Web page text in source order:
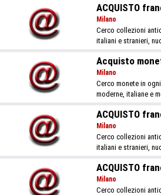
ACQUISTO
Milano
Cerco collezioni
italiani e stranieri,
Acquisto
Milano
Cerco monete in
moderne, italiane e
ACQUISTO
Milano
Cerco collezioni
italiani e stranieri,
ACQUISTO
Milano
Cerco collezioni